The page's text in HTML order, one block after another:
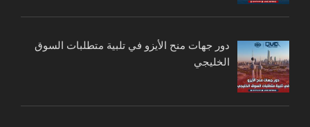
دور جهات منح الأيزو في تلبية متطلبات السوق
الخليجي